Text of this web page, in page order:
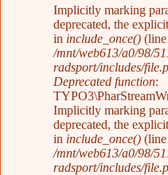
Implicitly marking
deprecated, the
in include_once() (line
/mnt/web613/a0/98/
radsport/includes/
Deprecated function:
Implicitly marking
deprecated, the
in include_once() (line
/mnt/web613/a0/98/
radsport/includes/